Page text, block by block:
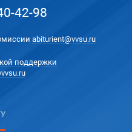
42-98
abiturient@vvsu.ru
поддержки